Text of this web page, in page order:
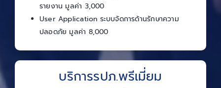
รายงาน มูลค่า 3,000
User Application ระบบจัดการด้านรักษาความ
ปลอดภัย มูลค่า 8,000
บริการรปภ.พรีเมี่ยม